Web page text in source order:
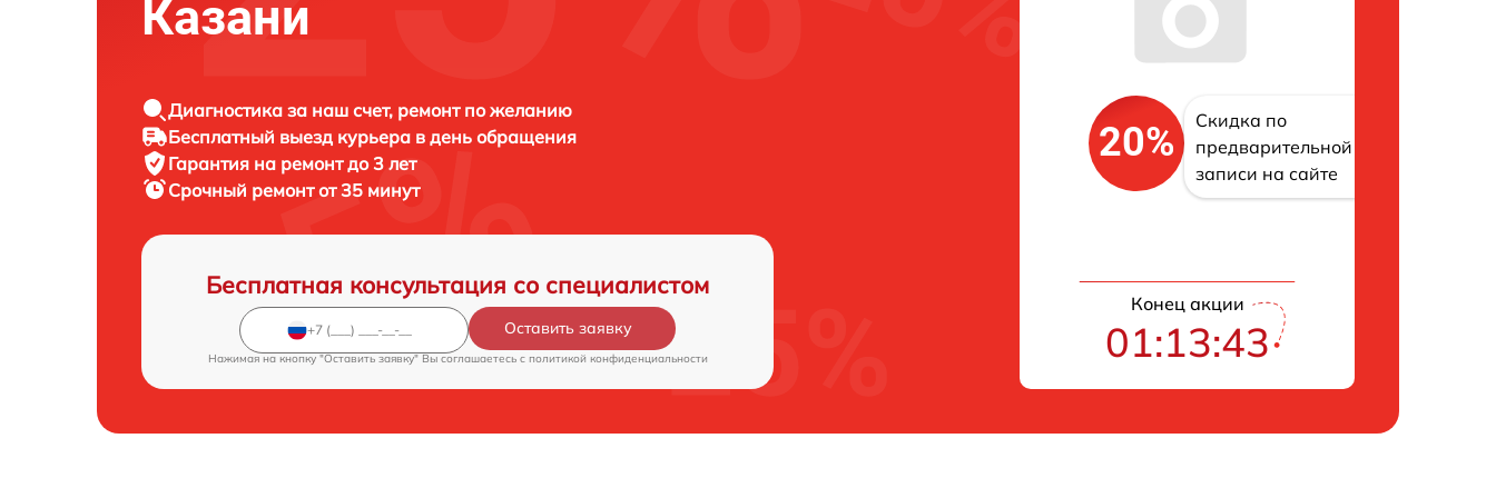
Казани
Диагностика за наш счет, ремонт по желанию
Бесплатный выезд курьера в день обращения
Гарантия на ремонт до 3 лет
Срочный ремонт от 35 минут
Бесплатная консультация со специалистом
Оставить заявку
Нажимая на кнопку "Оставить заявку" Вы соглашаетесь c политикой конфиденциальности
20%
Скидка по
предварительной
записи на сайте
Конец акции
01:13:42